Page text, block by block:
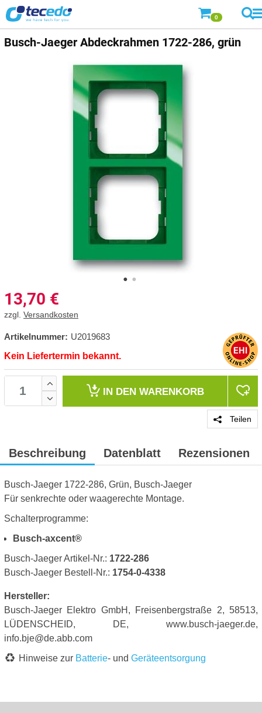
0
Busch-Jaeger Abdeckrahmen 1722-286, grün
13,70 €
zzgl. Versandkosten
Artikelnummer: U2019683
Kein Liefertermin bekannt.
IN DEN WARENKORB
Teilen
Beschreibung Datenblatt Rezensionen
Busch-Jaeger 1722-286, Grün, Busch-Jaeger
Für senkrechte oder waagerechte Montage.
Schalterprogramme:
Busch-axcent®
Busch-Jaeger Artikel-Nr.: 1722-286
Busch-Jaeger Bestell-Nr.: 1754-0-4338
Hersteller:
Busch-Jaeger Elektro GmbH, Freisenbergstraße 2, 58513,
LÜDENSCHEID, DE, www.busch-jaeger.de,
info.bje@de.abb.com
Hinweise zur Batterie- und Geräteentsorgung